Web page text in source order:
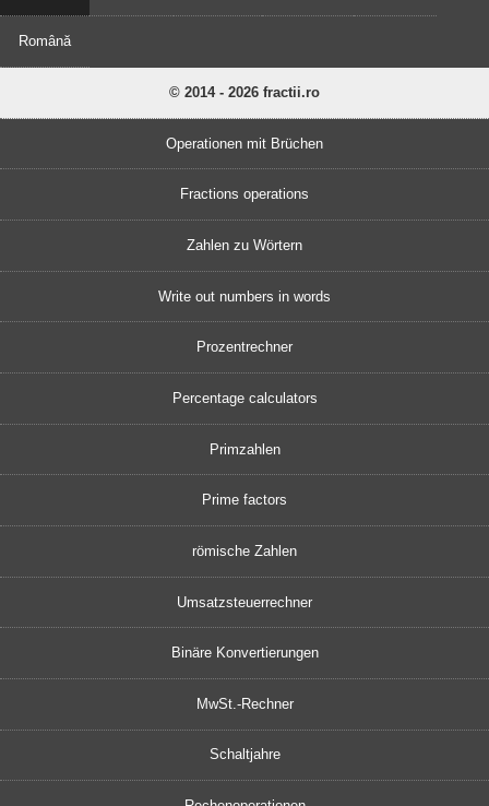
Română
© 2014 - 2026 fractii.ro
Operationen mit Brüchen
Fractions operations
Zahlen zu Wörtern
Write out numbers in words
Prozentrechner
Percentage calculators
Primzahlen
Prime factors
römische Zahlen
Umsatzsteuerrechner
Binäre Konvertierungen
MwSt.-Rechner
Schaltjahre